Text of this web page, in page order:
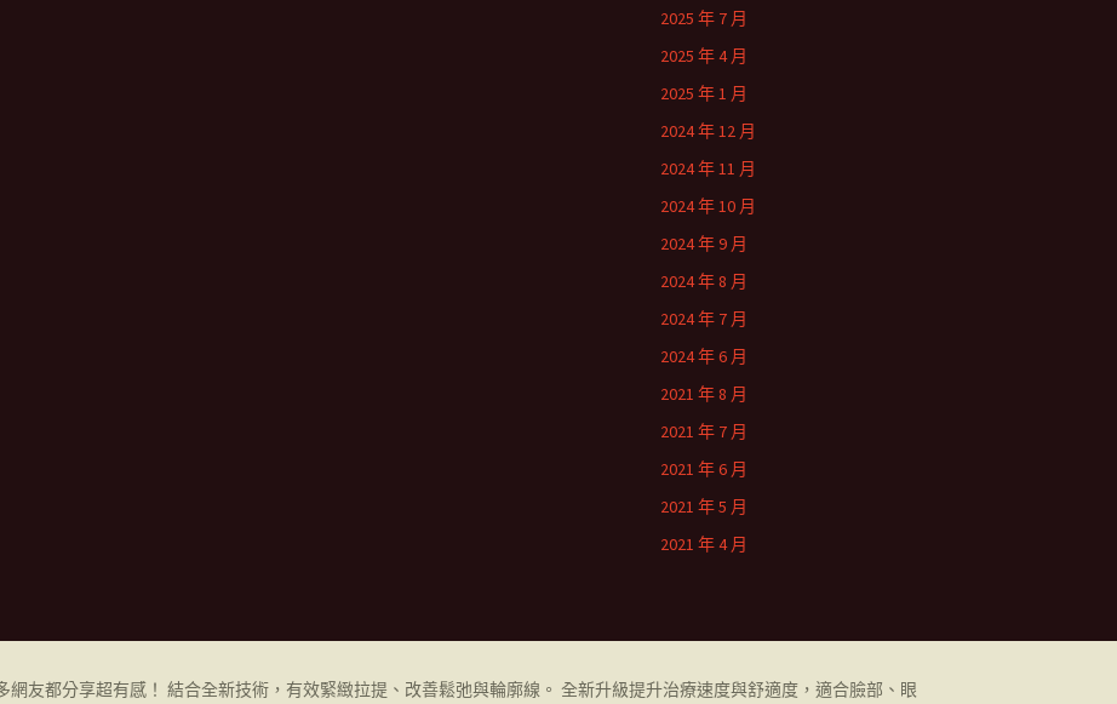
2025 年 7 月
2025 年 4 月
2025 年 1 月
2024 年 12 月
2024 年 11 月
2024 年 10 月
2024 年 9 月
2024 年 8 月
2024 年 7 月
2024 年 6 月
2021 年 8 月
2021 年 7 月
2021 年 6 月
2021 年 5 月
2021 年 4 月
友都分享超有感！ 結合全新技術，有效緊緻拉提、改善鬆弛與輪廓線。 全新升級提升治療速度與舒適度，適合臉部、眼